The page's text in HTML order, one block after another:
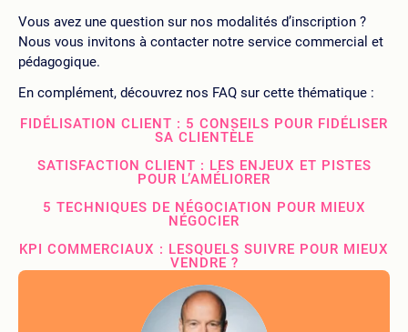
Vous avez une question sur nos modalités d’inscription ?
Nous vous invitons à contacter notre service commercial et
pédagogique.
En complément, découvrez nos FAQ sur cette thématique :
FIDÉLISATION CLIENT : 5 CONSEILS POUR FIDÉLISER
SA CLIENTÈLE
SATISFACTION CLIENT : LES ENJEUX ET PISTES
POUR L’AMÉLIORER
5 TECHNIQUES DE NÉGOCIATION POUR MIEUX
NÉGOCIER
KPI COMMERCIAUX : LESQUELS SUIVRE POUR MIEUX
VENDRE ?